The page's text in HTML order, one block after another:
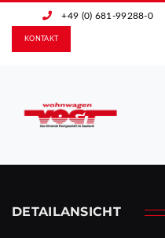
+49 (0) 681-99288-0
KONTAKT
DETAILANSICHT